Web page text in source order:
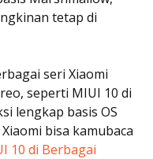
tetap di
seri Xiaomi
seperti MIUI 10 di
lengkap basis OS
bisa kamubaca
10 di Berbagai